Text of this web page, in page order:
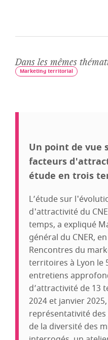
Dans les mêmes
Marketing territorial
Un point de vue
facteurs
étude en trois
L’étude sur
d'attractivité du
temps, a expliqué
général du CNER,
Rencontres du
territoires à Lyon le
entretiens
d’attractivité de 13
2024 et janvier
représentativité
de la diversité des